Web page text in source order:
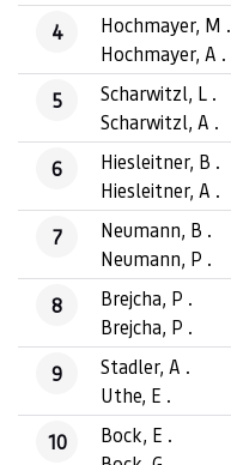
4
Hochmayer, M .
Hochmayer, A .
5
Scharwitzl, L .
Scharwitzl, A .
6
Hiesleitner, B .
Hiesleitner, A .
7
Neumann, B .
Neumann, P .
8
Brejcha, P .
Brejcha, P .
9
Stadler, A .
Uthe, E .
10
Bock, E .